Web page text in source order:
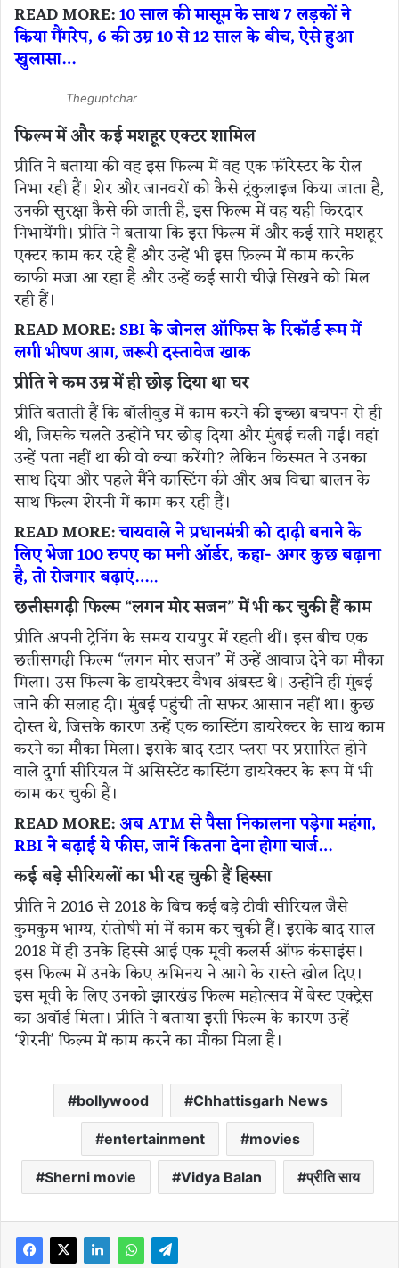
READ MORE:10 साल की मासूम के साथ 7 लड़कों ने
किया गैंगरेप, 6 की उम्र 10 से 12 साल के बीच, ऐसे हुआ
खुलासा…
Theguptchar
फिल्म में और कई मशहूर एक्टर शामिल
प्रीति ने बताया की वह इस फिल्म में वह एक फॉरेस्टर के रोल
निभा रही हैं। शेर और जानवरों को कैसे ट्रंकुलाइज किया जाता है,
उनकी सुरक्षा कैसे की जाती है, इस फिल्म में वह यही किरदार
निभायेंगी। प्रीति ने बताया कि इस फिल्म में और कई सारे मशहूर
एक्टर काम कर रहे हैं और उन्हें भी इस फ़िल्म में काम करके
काफी मजा आ रहा है और उन्हें कई सारी चीज़े सिखने को मिल
रही हैं।
READ MORE:SBI के जोनल ऑफिस के रिकॉर्ड रूम में
लगी भीषण आग, जरूरी दस्तावेज खाक
प्रीति ने कम उम्र में ही छोड़ दिया था घर
प्रीति बताती हैं कि बॉलीवुड में काम करने की इच्छा बचपन से ही
थी, जिसके चलते उन्होंने घर छोड़ दिया और मुंबई चली गई। वहां
उन्हें पता नहीं था की वो क्या करेंगी? लेकिन किस्मत ने उनका
साथ दिया और पहले मैंने कास्टिंग की और अब विद्या बालन के
साथ फिल्म शेरनी में काम कर रही हैं।
READ MORE:चायवाले ने प्रधानमंत्री को दाढ़ी बनाने के
लिए भेजा 100 रुपए का मनी ऑर्डर, कहा- अगर कुछ बढ़ाना
है, तो रोजगार बढ़ाएं…..
छत्तीसगढ़ी फिल्म “लगन मोर सजन” में भी कर चुकी हैं काम
प्रीति अपनी ट्रेनिंग के समय रायपुर में रहती थीं। इस बीच एक
छत्तीसगढ़ी फिल्म “लगन मोर सजन” में उन्हें आवाज देने का मौका
मिला। उस फिल्म के डायरेक्टर वैभव अंबस्ट थे। उन्होंने ही मुंबई
जाने की सलाह दी। मुंबई पहुंची तो सफर आसान नहीं था। कुछ
दोस्त थे, जिसके कारण उन्हें एक कास्टिंग डायरेक्टर के साथ काम
करने का मौका मिला। इसके बाद स्टार प्लस पर प्रसारित होने
वाले दुर्गा सीरियल में असिस्टेंट कास्टिंग डायरेक्टर के रूप में भी
काम कर चुकी हैं।
READ MORE:अब ATM से पैसा निकालना पड़ेगा महंगा,
RBI ने बढ़ाई ये फीस, जानें कितना देना होगा चार्ज…
कई बड़े सीरियलों का भी रह चुकी हैं हिस्सा
प्रीति ने 2016 से 2018 के बिच कई बड़े टीवी सीरियल जैसे
कुमकुम भाग्य, संतोषी मां में काम कर चुकी हैं। इसके बाद साल
2018 में ही उनके हिस्से आई एक मूवी कलर्स ऑफ कंसाइंस।
इस फिल्म में उनके किए अभिनय ने आगे के रास्ते खोल दिए।
इस मूवी के लिए उनको झारखंड फिल्म महोत्सव में बेस्ट एक्ट्रेस
का अवॉर्ड मिला। प्रीति ने बताया इसी फिल्म के कारण उन्हें
‘शेरनी’ फिल्म में काम करने का मौका मिला है।
bollywood Chhattisgarh News
entertainment movies
Sherni movie Vidya Balan प्रीति साय